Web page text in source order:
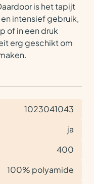
is het tapijt
intensief gebruik,
of in een druk
erg geschikt om
1023041043
ja
400
100% polyamide